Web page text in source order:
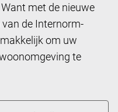
met de nieuwe
de Internorm-
om uw
te